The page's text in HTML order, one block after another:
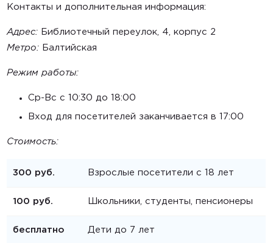
Контакты и дополнительная информация:
Адрес: Библиотечный переулок, 4, корпус 2
Метро: Балтийская
Режим работы:
Ср-Вс c 10:30 до 18:00
Вход для посетителей заканчивается в 17:00
Стоимость:
300 руб. Взрослые посетители с 18 лет
100 руб. Школьники, студенты, пенсионеры
бесплатно Дети до 7 лет